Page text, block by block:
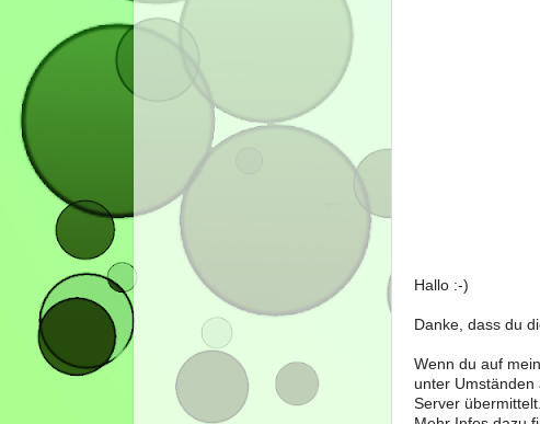
Hallo :-)
Danke, dass du
Wenn du auf
unter Umständen
Server übermittelt.